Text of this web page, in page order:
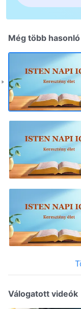
Még több hasonló
Válogatott videók